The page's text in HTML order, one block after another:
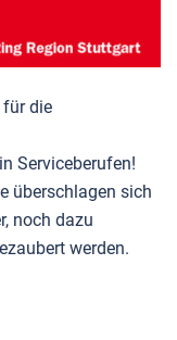
für die
Serviceberufen!
überschlagen sich
noch dazu
werden.